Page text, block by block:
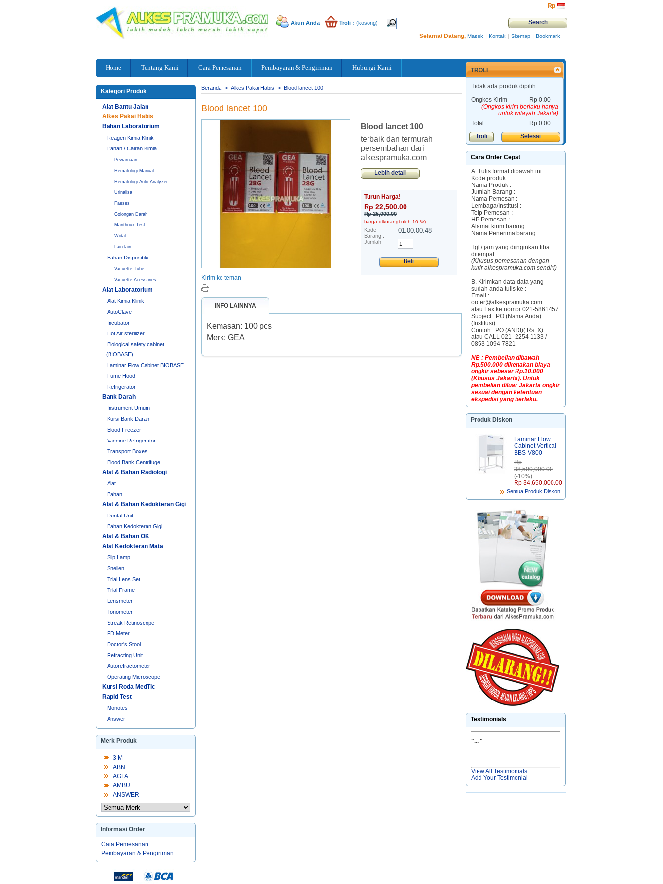
Rp‎
Troli : (kosong)
Akun Anda
Selamat Datang, Masuk | Kontak | Sitemap | Bookmark
Home Tentang Kami Cara Pemesanan Pembayaran & Pengiriman Hubungi Kami
Kategori Produk
Alat Bantu Jalan
Alkes Pakai Habis
Bahan Laboratorium
Reagen Kimia Klinik
Bahan / Cairan Kimia
Pewarnaan
Hematologi Manual
Hematologi Auto Analyzer
Urinalisa
Faeses
Golongan Darah
Manthoux Test
Widal
Lain-lain
Bahan Disposible
Vacuette Tube
Vacuette Acessories
Alat Laboratorium
Alat Kimia Klinik
AutoClave
Incubator
Hot Air sterilizer
Biological safety cabinet
(BIOBASE)
Laminar Flow Cabinet BIOBASE
Fume Hood
Refrigerator
Bank Darah
Instrument Umum
Kursi Bank Darah
Blood Freezer
Vaccine Refrigerator
Transport Boxes
Blood Bank Centrifuge
Alat & Bahan Radiologi
Alat
Bahan
Alat & Bahan Kedokteran Gigi
Dental Unit
Bahan Kedokteran Gigi
Alat & Bahan OK
Alat Kedokteran Mata
Slip Lamp
Snellen
Trial Lens Set
Trial Frame
Lensmeter
Tonometer
Streak Retinoscope
PD Meter
Doctor's Stool
Refracting Unit
Autorefractometer
Operating Microscope
Kursi Roda MedTic
Rapid Test
Monotes
Answer
Merk Produk
3 M
ABN
AGFA
AMBU
ANSWER
Informasi Order
Cara Pemesanan
Pembayaran & Pengiriman
Beranda > Alkes Pakai Habis > Blood lancet 100
Blood lancet 100
Kirim ke teman
Blood lancet 100
terbaik dan termurah
persembahan dari
alkespramuka.com
Lebih detail
Turun Harga!
Rp‎ 22,500.00
Rp‎ 25,000.00
harga dikurangi oleh 10 %)
Kode
Barang :
01.00.00.48
Jumlah
INFO LAINNYA
Kemasan: 100 pcs
Merk: GEA
TROLI
Tidak ada produk dipilih
Ongkos Kirim
Rp‎ 0.00
(Ongkos kirim berlaku hanya
untuk wilayah Jakarta)
Total
Rp‎ 0.00
Troli
Selesai
Cara Order Cepat
A. Tulis format dibawah ini :
Kode produk :
Nama Produk :
Jumlah Barang :
Nama Pemesan :
Lembaga/Institusi :
Telp Pemesan :
HP Pemesan :
Alamat kirim barang :
Nama Penerima barang :
Tgl / jam yang diinginkan tiba
ditempat :
(Khusus pemesanan dengan
kurir alkespramuka.com sendiri)
B. Kirimkan data-data yang
sudah anda tulis ke :
Email :
order@alkespramuka.com
atau Fax ke nomor 021-5861457
Subject : PO (Nama Anda)
(Institusi)
Contoh : PO (ANDI)( Rs. X)
atau CALL 021- 2254 1133 /
0853 1094 7821
NB : Pembelian dibawah
Rp.500.000 dikenakan biaya
ongkir sebesar Rp.10.000
(Khusus Jakarta). Untuk
pembelian diluar Jakarta ongkir
sesuai dengan ketentuan
ekspedisi yang berlaku.
Produk Diskon
Laminar Flow
Cabinet Vertical
BBS-V800
Rp‎
38,500,000.00
(-10%)
Rp‎ 34,650,000.00
Semua Produk Diskon
Testimonials
"... "
View All Testimonials
Add Your Testimonial